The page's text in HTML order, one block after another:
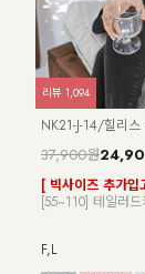
NK21-J-14/힐리스
37,900원
[ 빅사이즈 추가입
[55~110] 테일러
F,L
리뷰 1,094